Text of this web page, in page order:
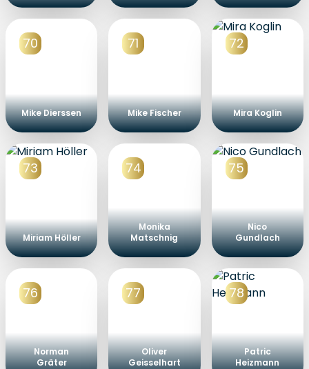
70
Mike Dierssen
71
Mike Fischer
72
Mira Koglin
73
Miriam Höller
74
Monika
Matschnig
75
Nico
Gundlach
76
Norman
Gräter
77
Oliver
Geisselhart
78
Patric
Heizmann